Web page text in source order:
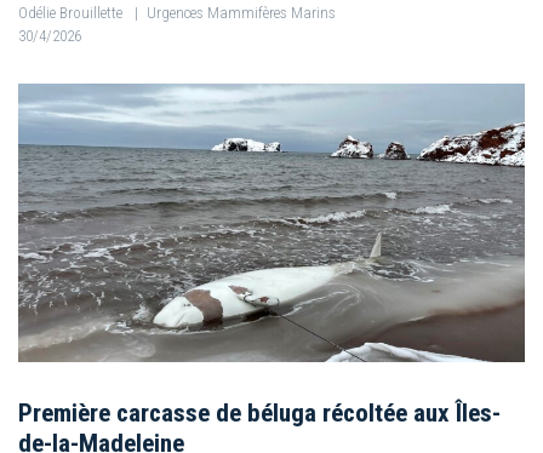
Odélie Brouillette | Urgences Mammifères Marins
30/4/2026
Première carcasse de béluga récoltée aux Îles-
de-la-Madeleine